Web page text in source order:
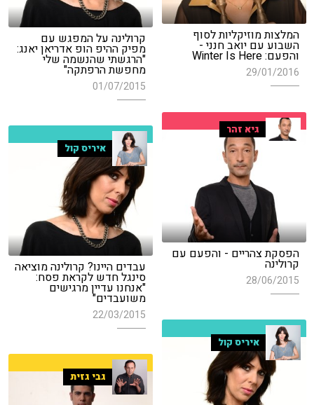
המלצות מוזיקליות לסוף
השבוע עם יואב חנני -
והפעם: Winter Is Here
29/01/2016
קרולינה על המפגש עם
מפיק ההיפ הופ אדריאן יאנג:
"הרגשתי שהנשמה שלי
מחפשת הרפתקה"
01/07/2015
גיא זהר
הפסקת צהריים - והפעם עם
קרולינה
28/06/2015
איריס קול
עבדים היינו? קרולינה מוציאה
סינגל חדש לקראת פסח:
"אנחנו עדיין מרגישים
משועבדים"
22/03/2015
איריס קול
גבי גזית